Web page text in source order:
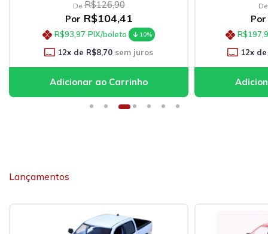
De R$126,90
Por R$104,41
R$93,97 PIX/boleto 10%
12x de R$8,70 sem juros
De
Por
12x de
Lançamentos